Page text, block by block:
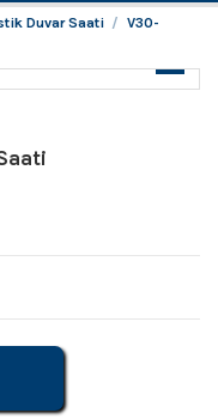
Duvar Saati
V30-